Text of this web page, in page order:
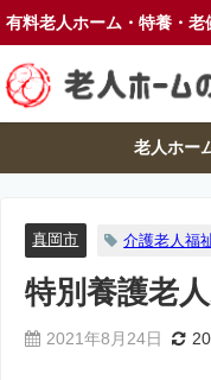
有料老人ホーム・特養・
老人ホー
真岡市 介護老人福
特別養護老
2021年8月24日